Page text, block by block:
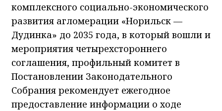
комплексного социально-экономического
развития агломерации «Норильск —
Дудинка» до 2035 года, в который вошли и
мероприятия четырехстороннего
соглашения, профильный комитет в
Постановлении Законодательного
Собрания рекомендует ежегодное
предоставление информации о ходе